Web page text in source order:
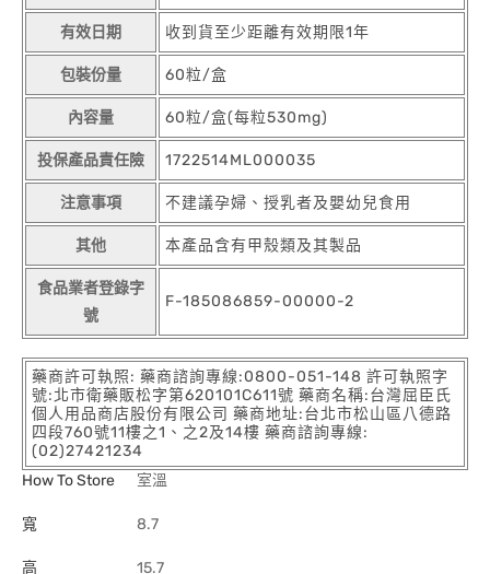
有效日期 收到貨至少距離有效期限1年
包裝份量 60粒/盒
內容量 60粒/盒(每粒530mg)
投保產品責任險 1722514ML000035
注意事項 不建議孕婦、授乳者及嬰幼兒食用
其他 本產品含有甲殼類及其製品
食品業者登錄字
號
F-185086859-00000-2
藥商許可執照: 藥商諮詢專線:0800-051-148 許可執照字
號:北市衛藥販松字第620101C611號 藥商名稱:台灣屈臣氏
個人用品商店股份有限公司 藥商地址:台北市松山區八德路
四段760號11樓之1、之2及14樓 藥商諮詢專線:
(02)27421234
How To Store
室溫
寬 8.7
高 15.7